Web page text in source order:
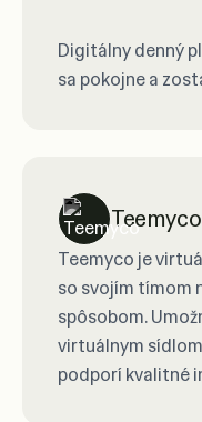
Digitálny denný
sa pokojne a
Teemyco
Teemyco je
so svojím tímom
spôsobom.
virtuálnym
podporí kvalitné